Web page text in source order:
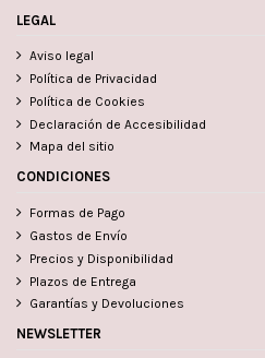
LEGAL
Aviso legal
Política de Privacidad
Política de Cookies
Declaración de Accesibilidad
Mapa del sitio
CONDICIONES
Formas de Pago
Gastos de Envío
Precios y Disponibilidad
Plazos de Entrega
Garantías y Devoluciones
NEWSLETTER